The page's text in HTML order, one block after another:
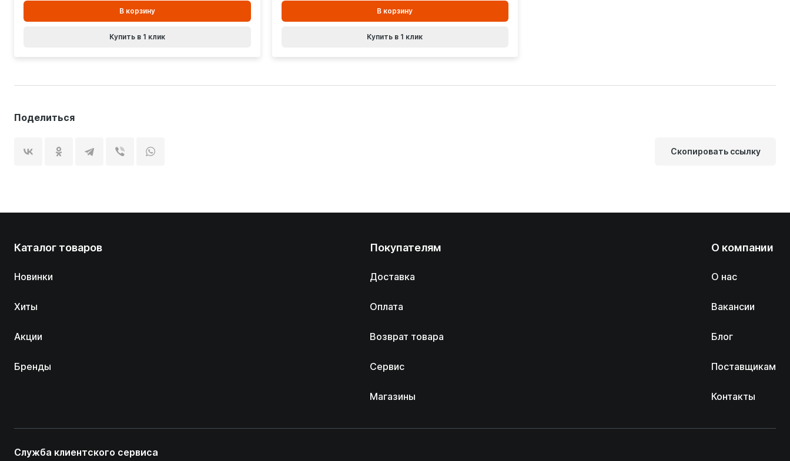
В корзину
Купить в 1 клик
В корзину
Купить в 1 клик
Поделиться
Скопировать ссылку
Каталог товаров
Новинки
Хиты
Акции
Бренды
Покупателям
Доставка
Оплата
Возврат товара
Сервис
Магазины
О компании
О нас
Вакансии
Блог
Поставщикам
Контакты
Служба клиентского сервиса